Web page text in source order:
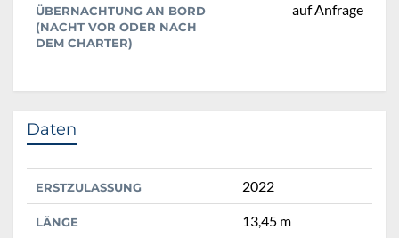
ÜBERNACHTUNG AN BORD
(NACHT VOR ODER NACH
DEM CHARTER)
auf Anfrage
Daten
ERSTZULASSUNG 2022
LÄNGE 13,45 m